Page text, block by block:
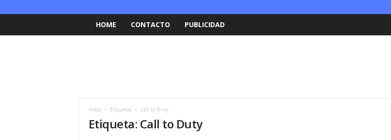
HOME CONTACTO PUBLICIDAD
Inicio Etiquetas Call to Duty
Etiqueta: Call to Duty